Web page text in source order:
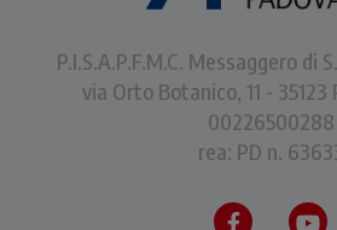
P.I.S.A.P.F.M.C. Messaggero di
via Orto Botanico, 11 - 35123
00226500288
rea: PD n.